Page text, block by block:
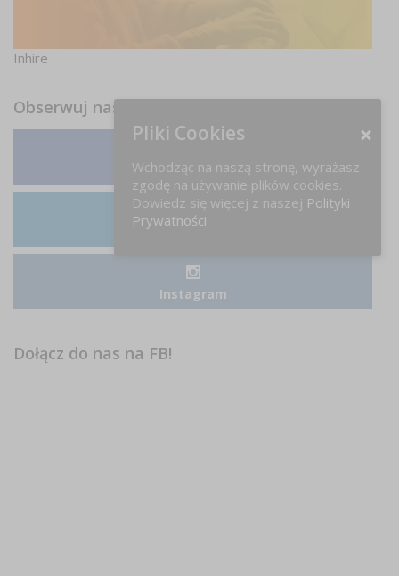
Inhire
Obserwuj nas
Facebook
LinkedIn
Instagram
Dołącz do nas na FB!
Pliki Cookies
Wchodząc na naszą stronę, wyrażasz
zgodę na używanie plików cookies.
Dowiedz się więcej z naszej Polityki
Prywatności